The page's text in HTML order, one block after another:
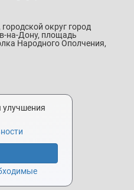
округ город
на-Дону, площадь
Народного Ополчения,
РГУПС
улучшения